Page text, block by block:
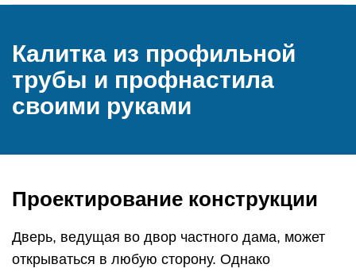
Калитка из профильной
трубы и профнастила
своими руками
Проектирование конструкции
Дверь, ведущая во двор частного дама, может
открываться в любую сторону. Однако